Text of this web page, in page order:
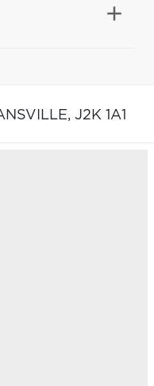
J2K 1A1